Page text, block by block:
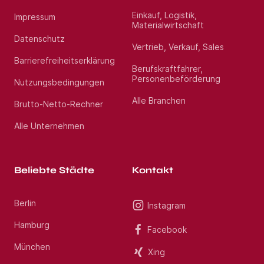
Impressum
Datenschutz
Barrierefreiheitserklärung
Nutzungsbedingungen
Brutto-Netto-Rechner
Alle Unternehmen
Einkauf, Logistik,
Materialwirtschaft
Vertrieb, Verkauf, Sales
Berufskraftfahrer,
Personenbeförderung
Alle Branchen
Beliebte Städte
Berlin
Hamburg
München
Kontakt
Instagram
Facebook
Xing